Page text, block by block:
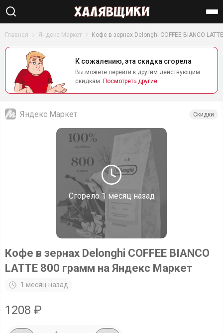
Найти
Главная Яндекс Маркет Кофе в зернах Delonghi COFFEE BIANCO
К сожалению, эта скидка сгорела
Вы можете перейти к другим действующим
скидкам. Посмотреть другие
Сгорело1 месяц назад
Яндекс Маркет Скидки
Кофе в зернах Delonghi COFFEE BIANCO
LATTE 800 грамм на Яндекс Маркет
1 месяц назад
1208 ₽